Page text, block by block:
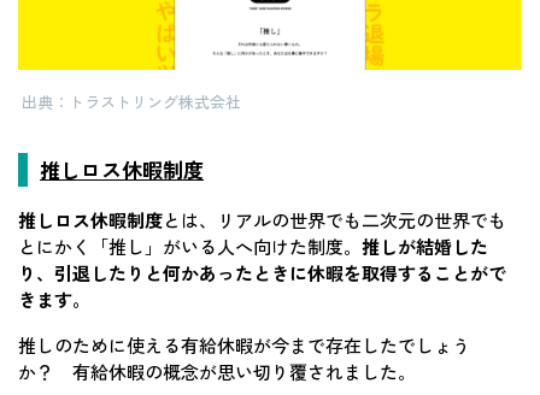
出典：トラストリング株式会社
推しロス休暇制度
推しロス休暇制度とは、リアルの世界でも二次元の世界でも
とにかく「推し」がいる人へ向けた制度。 推しが結婚した
り、引退したりと何かあったときに休暇を取得することがで
きます。
推しのために使える有給休暇が今まで存在したでしょう
か？ 有給休暇の概念が思い切り覆されました。